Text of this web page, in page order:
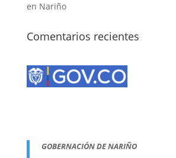
en Nariño
Comentarios recientes
GOBERNACIÓN DE NARIÑO